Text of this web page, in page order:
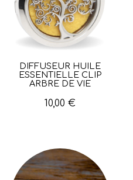
Aperçu rapide
DIFFUSEUR HUILE
ESSENTIELLE CLIP
ARBRE DE VIE
10,00 €